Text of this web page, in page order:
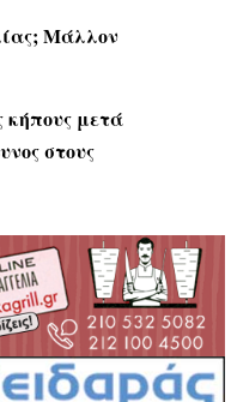
Μάλλον
κήπους μετά
στους